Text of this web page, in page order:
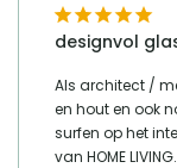
designvol
Als architect /
en hout en ook
surfen op het
van HOME